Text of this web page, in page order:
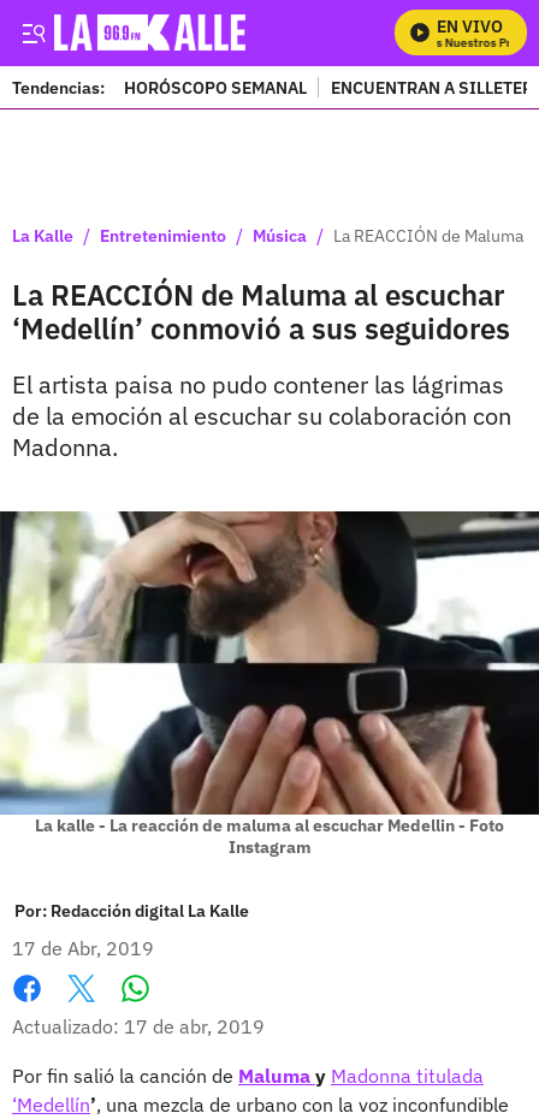
EN VIVO
Mira Todos Nuestros
Tendencias: HORÓSCOPO SEMANAL ENCUENTRAN A
La Kalle / Entretenimiento / Música / La REACCIÓN de Maluma
La REACCIÓN de Maluma al escuchar
‘Medellín’ conmovió a sus seguidores
El artista paisa no pudo contener las lágrimas
de la emoción al escuchar su colaboración con
Madonna.
La kalle - La reacción de maluma al escuchar Medellin - Foto
Instagram
Por: Redacción digital La Kalle
17 de Abr, 2019
Facebook
X
Actualizado: 17 de abr, 2019
Por fin salió la canción de Maluma y Madonna titulada
‘Medellín’, una mezcla de urbano con la voz inconfundible